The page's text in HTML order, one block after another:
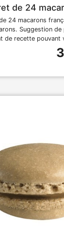
de 24
24 macarons
Suggestion de
de recette pouvant